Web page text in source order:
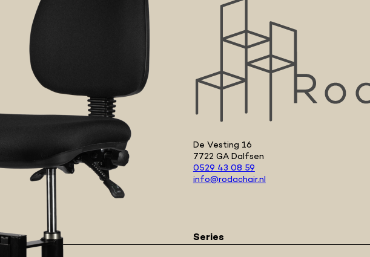
De Vesting 16
7722 GA Dalfsen
0529 43 08 59
info@rodachair.nl
Series